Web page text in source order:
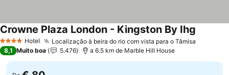
4 EstrelasHotel Localização à beira do rio com vista para o Tâmisa
Crowne Plaza London - Kingston By Ihg
8,1 Muito boa 5.476 a 6.5 km de Marble Hill House